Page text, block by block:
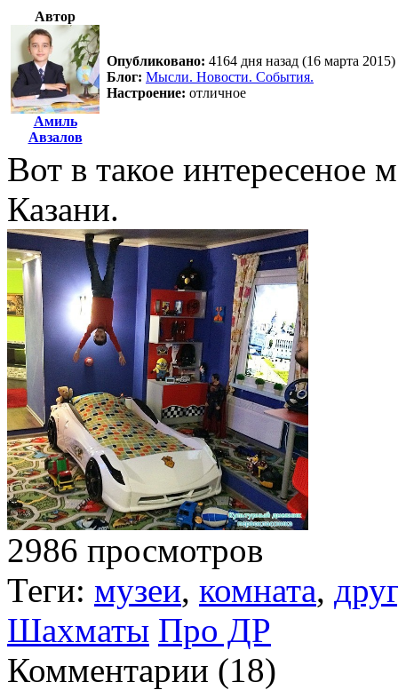
Автор
Амиль
Авзалов
Опубликовано: 4164 дня назад (16 марта 2015)
Блог: Мысли. Новости. События.
Настроение: отличное
Вот в такое интересеное
Казани.
2986 просмотров
Теги: музеи, комната, друг
Шахматы Про ДР
Комментарии (18)